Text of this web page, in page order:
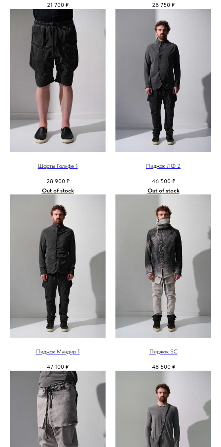
21 700 ₽ 28 750 ₽
Шорты Галифе 1
28 900 ₽
Out of stock
Пиджак ЛФ 2
46 500 ₽
Out of stock
Пиджак Мундир 1
47 100 ₽
Пиджак БС
48 500 ₽